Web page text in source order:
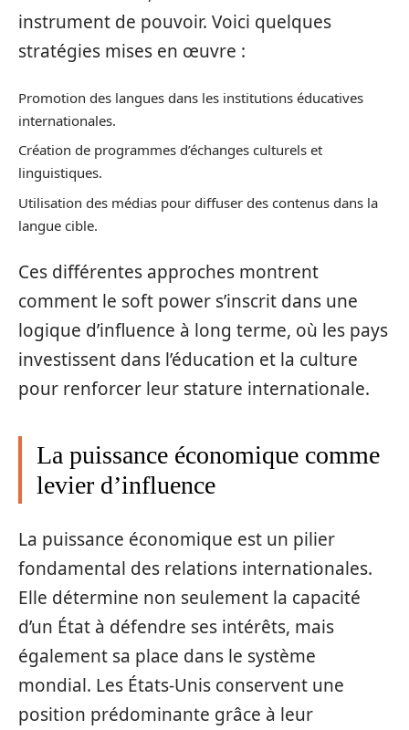
instrument de pouvoir. Voici quelques
stratégies mises en œuvre :
Promotion des langues dans les institutions éducatives
internationales.
Création de programmes d’échanges culturels et
linguistiques.
Utilisation des médias pour diffuser des contenus dans la
langue cible.
Ces différentes approches montrent
comment le soft power s’inscrit dans une
logique d’influence à long terme, où les pays
investissent dans l’éducation et la culture
pour renforcer leur stature internationale.
La puissance économique comme
levier d’influence
La puissance économique est un pilier
fondamental des relations internationales.
Elle détermine non seulement la capacité
d’un État à défendre ses intérêts, mais
également sa place dans le système
mondial. Les États-Unis conservent une
position prédominante grâce à leur